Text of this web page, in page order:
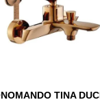
TINA